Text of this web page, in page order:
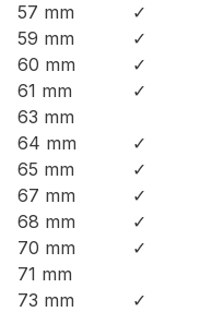
57 mm
✓
59 mm
✓
60 mm
✓
61 mm
✓
63 mm
64 mm
✓
65 mm
✓
67 mm
✓
68 mm
✓
70 mm
✓
71 mm
73 mm
✓